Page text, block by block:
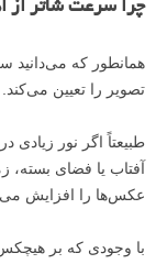
چرا سرعت شاتر از
همانطور که
تصویر را تعیین می‌کند.
طبیعتاً اگر نور زیادی
آفتاب یا فضای بسته،
عکس‌ها را افزایش